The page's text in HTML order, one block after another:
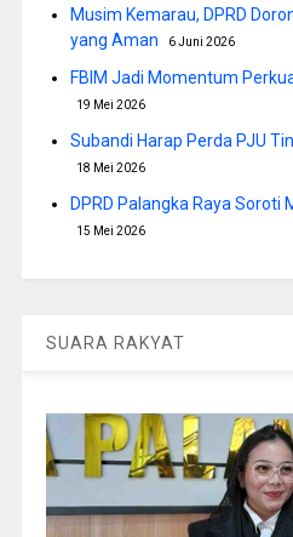
Musim Kemarau, DPRD
yang Aman
6 Juni 2026
FBIM Jadi Momentum
19 Mei 2026
Subandi Harap Perda PJU
18 Mei 2026
DPRD Palangka Raya Soroti
15 Mei 2026
SUARA RAKYAT